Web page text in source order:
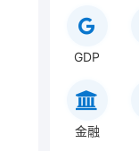
GDP
金融